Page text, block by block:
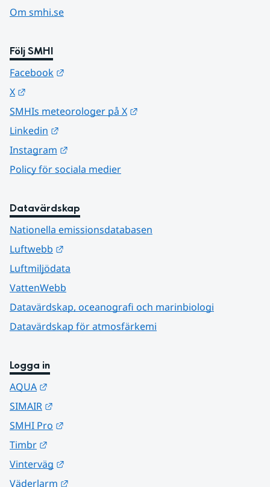
Om smhi.se
Följ SMHI
Facebook
X
SMHIs meteorologer på X
Linkedin
Instagram
Policy för sociala medier
Datavärdskap
Nationella emissionsdatabasen
Luftwebb
Luftmiljödata
VattenWebb
Datavärdskap, oceanografi och marinbiologi
Datavärdskap för atmosfärkemi
Logga in
AQUA
SIMAIR
SMHI Pro
Timbr
Vinterväg
Väderlarm